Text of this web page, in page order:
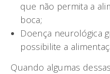
que não permita a
boca;
Doença neurológica
possibilite a
Quando algumas